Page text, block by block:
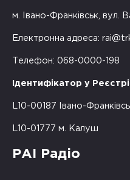
м. Івано-Франківськ, вул.
Електронна адреса:
Телефон: 068-0000-198
Ідентифікатор у
L10-00187 Івано-
L10-01777 м. Калуш
РАІ Радіо